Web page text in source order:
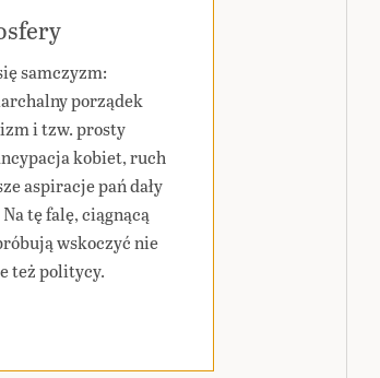
samczyzm:
porządek
i tzw. prosty
kobiet, ruch
aspiracje pań dały
tę falę, ciągnącą
wskoczyć nie
też politycy.